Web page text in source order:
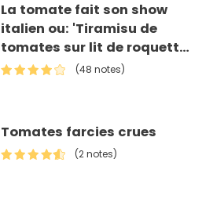
La tomate fait son show
italien ou: 'Tiramisu de
tomates sur lit de roquette
et grissinis'(48 notes)
Tomates farcies crues
(2 notes)